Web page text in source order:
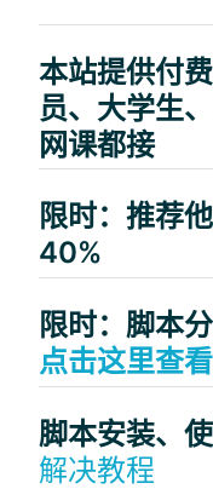
本站提供付
员、大学生
网课都接
限时：推荐
40%
限时：脚本
点击这里查看
脚本安装、
解决教程